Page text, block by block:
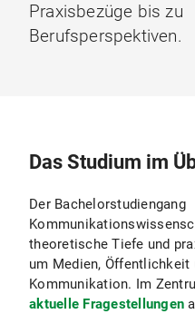
Praxisbezüge bis zu
Berufsperspektiven.
Das Studium im
Der Bachelorstudiengang
theoretische Tiefe und
um Medien,
Kommunikation. Im
aktuelle Fragestellungen